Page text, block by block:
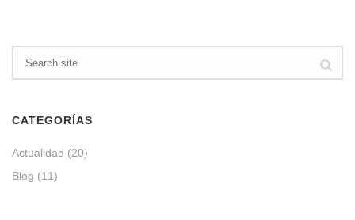
CATEGORÍAS
Actualidad (20)
Blog (11)